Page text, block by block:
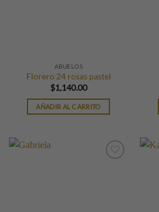
ABUELOS
Florero 24 rosas pastel
$1,140.00
AÑADIR AL CARRITO